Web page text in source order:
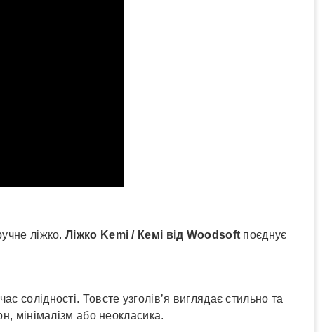
ліжко.Ліжко Kemi / Кемі від Woodsoft поєднує
солідності. Товсте узголів’я виглядає стильно та
мінімалізм або неокласика.